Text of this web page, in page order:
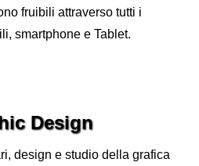
fruibili attraverso tutti i
smartphone e Tablet.
Design
design e studio della grafica